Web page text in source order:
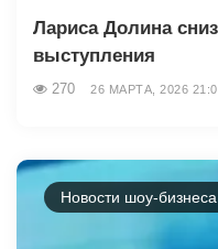
Лариса Долина
выступления
270 26 МАРТА, 2026
Новости шоу-бизнеса